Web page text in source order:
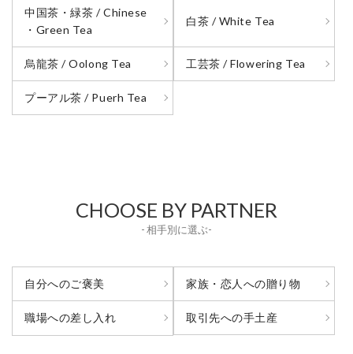
中国茶・緑茶 / Chinese
・Green Tea
白茶 / White Tea
烏龍茶 / Oolong Tea 工芸茶 / Flowering Tea
プーアル茶 / Puerh Tea
CHOOSE BY PARTNER
- 相手別に選ぶ-
自分へのご褒美 家族・恋人への贈り物
職場への差し入れ 取引先への手土産